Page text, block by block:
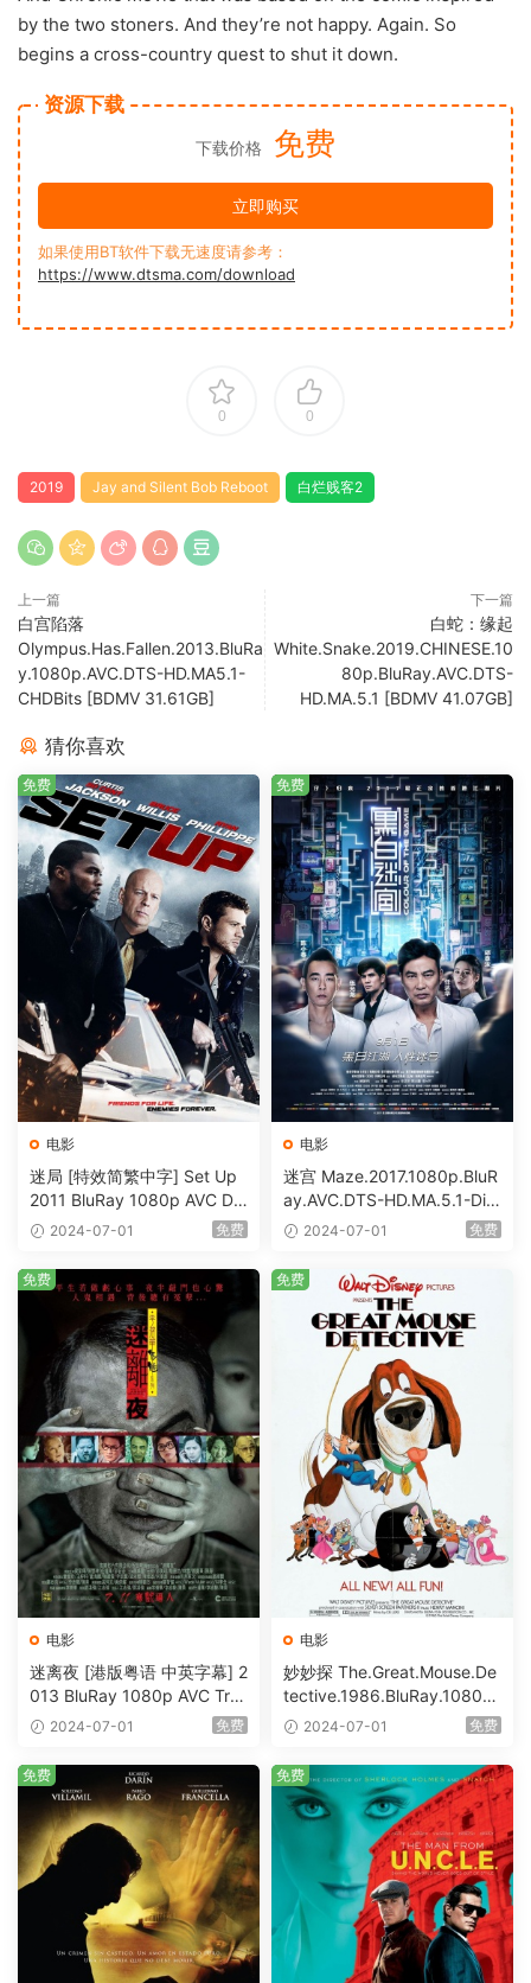
by the two stoners. And they’re not happy. Again. So
begins a cross-country quest to shut it down.
资源下载
下载价格 免费
立即购买
如果使用BT软件下载无速度请参考：
https://www.dtsma.com/download
0 0
2019 Jay and Silent Bob Reboot 白烂贱客2
上一篇
白宫陷落
Olympus.Has.Fallen.2013.BluRa
y.1080p.AVC.DTS-HD.MA5.1-
CHDBits [BDMV 31.61GB]
下一篇
白蛇：缘起
White.Snake.2019.CHINESE.10
80p.BluRay.AVC.DTS-
HD.MA.5.1 [BDMV 41.07GB]
猜你喜欢
电影
迷局 [特效简繁中字] Set Up
2011 BluRay 1080p AVC DT
S-HD MA5.1-shhaclm@CHD
2024-07-01 免费
免费
电影
迷宫 Maze.2017.1080p.BluR
ay.AVC.DTS-HD.MA.5.1-DiY
@HDHome [BDISO 19.7GB]
2024-07-01 免费
免费
电影
迷离夜 [港版粤语 中英字幕] 2
013 BluRay 1080p AVC Tru
eHD5.1 [BDISO 22.64GB]
2024-07-01 免费
免费
电影
妙妙探 The.Great.Mouse.De
tective.1986.BluRay.1080p.
AVC.DTS-HD.MA.5.1-HDHo
2024-07-01 免费
免费
免费 免费